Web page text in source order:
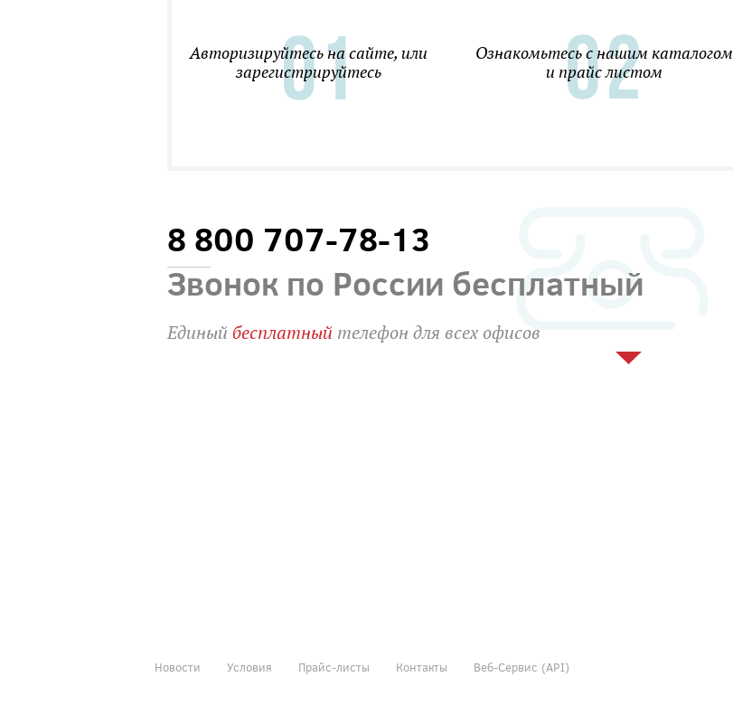
Авторизируйтесь на сайте, или
зарегистрируйтесь
Ознакомьтесь с нашим каталогом
и прайс листом
8 800 707-78-13
Звонок по России бесплатный
Единыйбесплатный телефон для всех офисов
Новости Условия Прайс-листы Контакты Веб-Сервис (API)